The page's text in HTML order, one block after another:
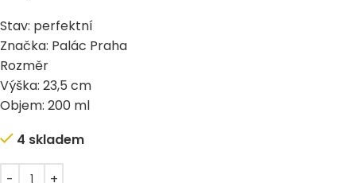
Stav: perfektní
Značka: Palác Praha
Rozměr
Výška: 23,5 cm
Objem: 200 ml
4 skladem
Alternative: